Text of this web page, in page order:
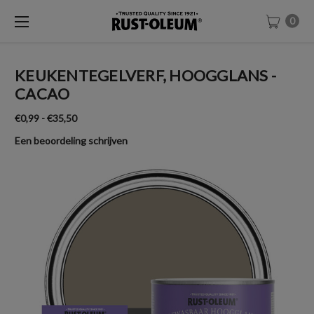
0
KEUKENTEGELVERF, HOOGGLANS -
CACAO
€0,99 - €35,50
Een beoordeling schrijven